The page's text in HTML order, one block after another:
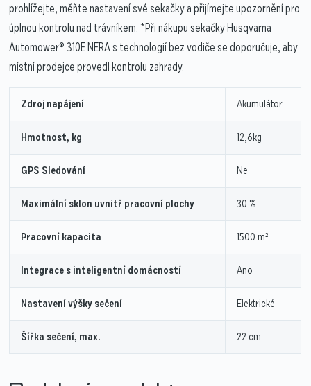
prohlížejte, měňte nastavení své sekačky a přijímejte upozornění pro
úplnou kontrolu nad trávníkem. *Při nákupu sekačky Husqvarna
Automower® 310E NERA s technologií bez vodiče se doporučuje, aby
místní prodejce provedl kontrolu zahrady.
Zdroj napájení Akumulátor
Hmotnost, kg 12,6kg
GPS Sledování Ne
Maximální sklon uvnitř pracovní plochy 30 %
Pracovní kapacita 1500 m²
Integrace s inteligentní domácností Ano
Nastavení výšky sečení Elektrické
Šířka sečení, max. 22 cm